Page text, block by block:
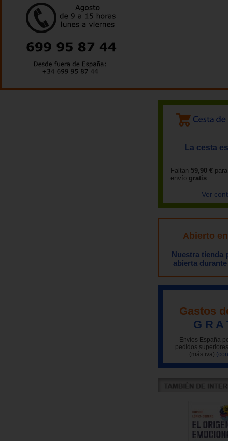
La cesta
Faltan 59,90 €
envío gratis
Ver
Abierto
Nuestra tienda
abierta
Gastos
G R A
Envíos España
pedidos
(más iva)